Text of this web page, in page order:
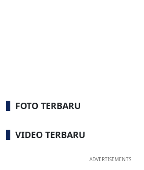
FOTO TERBARU
VIDEO TERBARU
ADVERTISEMENTS